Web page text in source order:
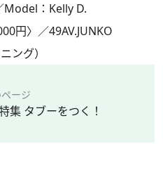
：Kelly D.
円〉／49AV.JUNKO
ング）
ージ
集 タブーをつく！